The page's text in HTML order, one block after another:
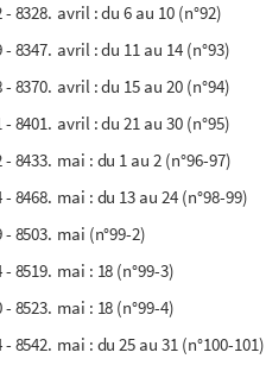
- 8328. avril : du 6 au 10 (n°92)
- 8347. avril : du 11 au 14 (n°93)
- 8370. avril : du 15 au 20 (n°94)
- 8401. avril : du 21 au 30 (n°95)
- 8433. mai : du 1 au 2 (n°96-97)
- 8468. mai : du 13 au 24 (n°98-99)
- 8503. mai (n°99-2)
- 8519. mai : 18 (n°99-3)
- 8523. mai : 18 (n°99-4)
- 8542. mai : du 25 au 31 (n°100-101)